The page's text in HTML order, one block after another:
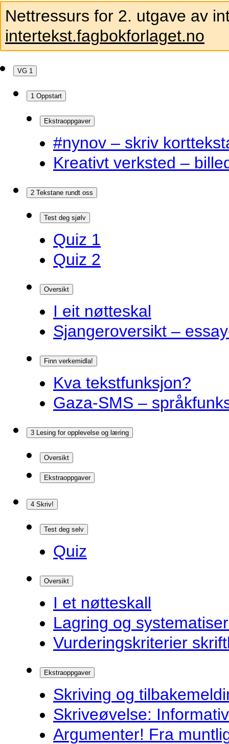
Nettressurs for 2. utgave av
intertekst.fagbokforlaget.no
VG 1
1 Oppstart
Ekstraoppgaver
#nynov – skriv
Kreativt verksted –
2 Tekstane rundt oss
Test deg sjølv
Quiz 1
Quiz 2
Oversikt
I eit nøtteskal
Sjangeroversikt –
Finn verkemidla!
Kva tekstfunksjon?
Gaza-SMS –
3 Lesing for opplevelse og læring
Oversikt
Ekstraoppgaver
4 Skriv!
Test deg selv
Quiz
Oversikt
I et nøtteskall
Lagring og
Vurderingskriterier
Ekstraoppgaver
Skriving og
Skriveøvelse:
Argumenter! Fra